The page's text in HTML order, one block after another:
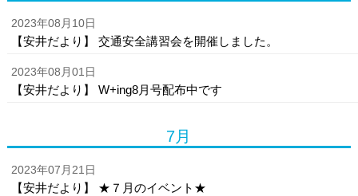
2023年08月10日
【安井だより】 交通安全講習会を開催しました。
2023年08月01日
【安井だより】 W+ing8月号配布中です
7月
2023年07月21日
【安井だより】 ★７月のイベント★